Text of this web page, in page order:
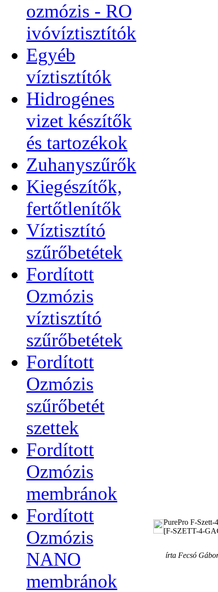
ozmózis - RO
ivóvíztisztítók
Egyéb
víztisztítók
Hidrogénes
vizet készítők
és tartozékok
Zuhanyszűrők
Kiegészítők,
fertőtlenítők
Víztisztító
szűrőbetétek
Fordított
Ozmózis
víztisztító
szűrőbetétek
Fordított
Ozmózis
szűrőbetét
szettek
Fordított
Ozmózis
membránok
Fordított
Ozmózis
NANO
membránok
PurePro F-Szett-
[F-SZETT-4-
írta Fecsó